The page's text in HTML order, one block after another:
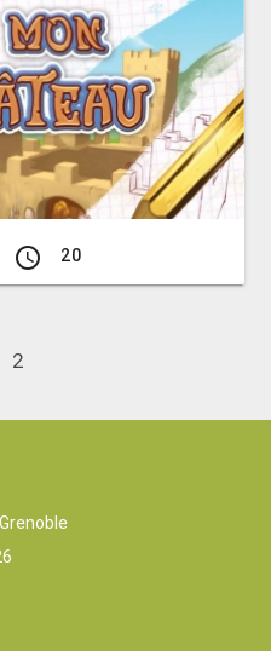
access_time 20
2